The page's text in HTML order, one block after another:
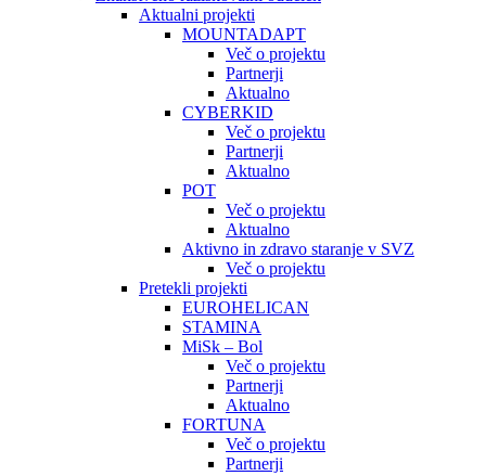
Aktualni projekti
MOUNTADAPT
Več o projektu
Partnerji
Aktualno
CYBERKID
Več o projektu
Partnerji
Aktualno
POT
Več o projektu
Aktualno
Aktivno in zdravo staranje v SVZ
Več o projektu
Pretekli projekti
EUROHELICAN
STAMINA
MiSk – Bol
Več o projektu
Partnerji
Aktualno
FORTUNA
Več o projektu
Partnerji